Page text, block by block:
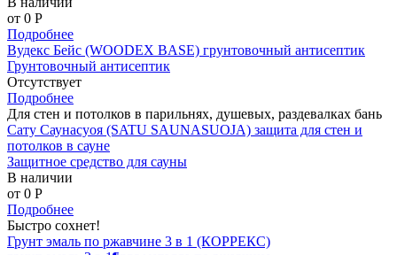
от 0 P
Подробнее
Вудекс Бейс (WOODEX BASE) грунтовочный антисептик
Грунтовочный антисептик
Отсутствует
Подробнее
Для стен и потолков в парильнях, душевых, раздевалках бань
Сату Саунасуоя (SATU SAUNASUOJA) защита для стен и
потолков в сауне
Защитное средство для сауны
В наличии
от 0 P
Подробнее
Быстро сохнет!
Грунт эмаль по ржавчине 3 в 1 (КОРРЕКС)